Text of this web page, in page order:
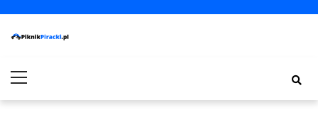
navigation
content
Menu